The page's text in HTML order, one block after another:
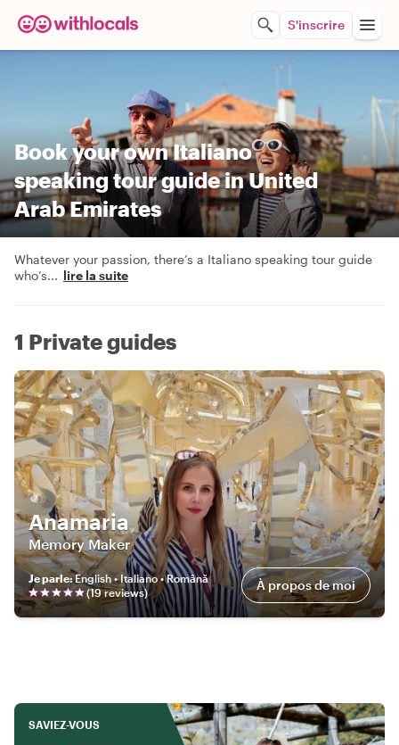
S'inscrire
Book your own Italiano
speaking tour guide in United
Arab Emirates
Whatever your passion, there’s a Italiano speaking tour guide
who’s... lire la suite
1 Private guides
Anamaria
Memory Maker
Je parle:English • Italiano • Română
(19reviews) À propos de moi
SAVIEZ-VOUS